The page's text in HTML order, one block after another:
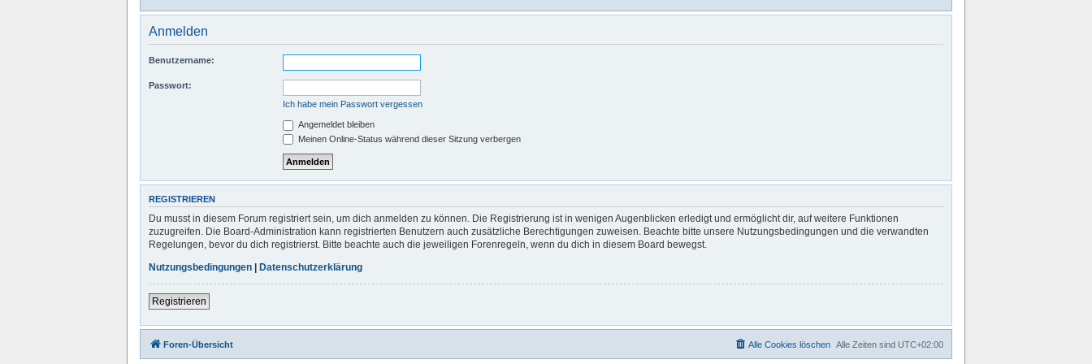
Anmelden
Benutzername:
Passwort:
Ich habe mein Passwort vergessen
Angemeldet bleiben
Meinen Online-Status während dieser Sitzung verbergen
REGISTRIEREN
Du musst in diesem Forum registriert sein, um dich anmelden zu können. Die Registrierung ist in wenigen Augenblicken erledigt und ermöglicht dir, auf weitere Funktionen
zuzugreifen. Die Board-Administration kann registrierten Benutzern auch zusätzliche Berechtigungen zuweisen. Beachte bitte unsere Nutzungsbedingungen und die verwandten
Regelungen, bevor du dich registrierst. Bitte beachte auch die jeweiligen Forenregeln, wenn du dich in diesem Board bewegst.
Nutzungsbedingungen | Datenschutzerklärung
Registrieren
Foren-Übersicht Alle Zeiten sind UTC+02:00
Alle Cookies löschen